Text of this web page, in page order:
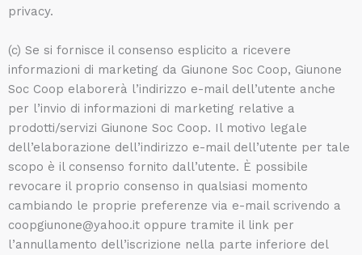
privacy.
(c) Se si fornisce il consenso esplicito a ricevere
informazioni di marketing da Giunone Soc Coop, Giunone
Soc Coop elaborerà l’indirizzo e-mail dell’utente anche
per l’invio di informazioni di marketing relative a
prodotti/servizi Giunone Soc Coop. Il motivo legale
dell’elaborazione dell’indirizzo e-mail dell’utente per tale
scopo è il consenso fornito dall’utente. È possibile
revocare il proprio consenso in qualsiasi momento
cambiando le proprie preferenze via e-mail scrivendo a
coopgiunone@yahoo.it oppure tramite il link per
l’annullamento dell’iscrizione nella parte inferiore del